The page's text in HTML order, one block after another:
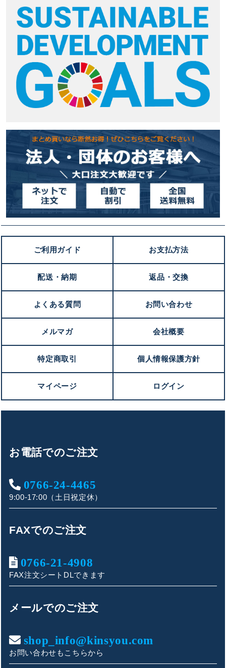
キンショウお問い合わせサポート
こんにちは！
お買い物やお問い合わせ相談のサポートをさせていただい
ご質問内容をお選びください。
ご利用ガイド お支払方法
配送・納期 返品・交換
よくある質問 お問い合わせ
メルマガ 会社概要
特定商取引 個人情報保護方針
マイページ ログイン
お電話でのご注文
0766-24-4465
9:00-17:00（土日祝定休）
FAXでのご注文
0766-21-4908
FAX注文シートDLできます
メールでのご注文
shop_info@kinsyou.com
お問い合わせもこちらから